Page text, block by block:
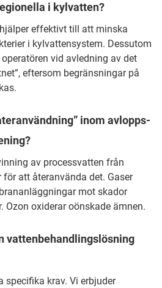
i kylvatten?
effektivt till att minska
i kylvattensystem. Dessutom
vid avledning av det
eftersom begränsningar på
inom avlopps-
av processvatten från
att återanvända det. Gaser
mot skador
Ozon oxiderar oönskade ämnen.
vattenbehandlingslösning
specifika krav. Vi erbjuder